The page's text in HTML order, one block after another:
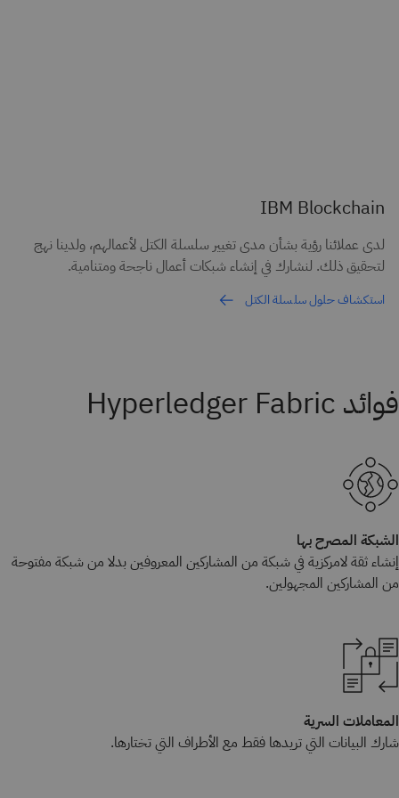
IBM Blockchain
لدى عملائنا رؤية بشأن مدى تغيير سلسلة الكتل لأعمالهم، ولدينا نهج
لتحقيق ذلك. لنشارك في إنشاء شبكات أعمال ناجحة ومتنامية.
استكشاف حلول سلسلة الكتل
فوائد Hyperledger Fabric
الشبكة المصرح بها
إنشاء ثقة لامركزية في شبكة من المشاركين المعروفين بدلا من شبكة مفتوحة
من المشاركين المجهولين.
المعاملات السرية
شارك البيانات التي تريدها فقط مع الأطراف التي تختارها.